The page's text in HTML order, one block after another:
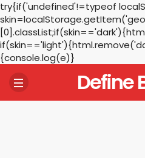
try{if('undefined'!=typeof
{console.log(e)}
Define